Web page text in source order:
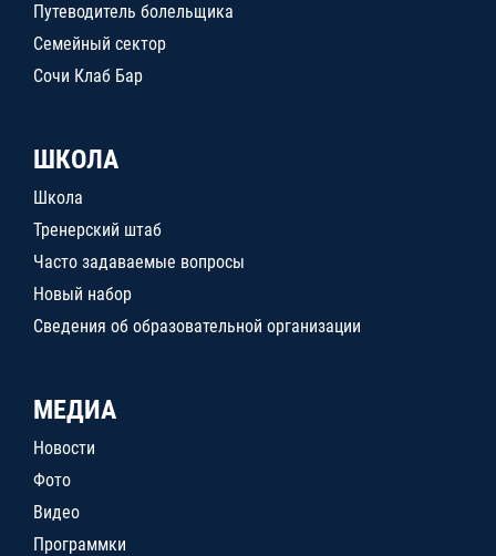
Путеводитель болельщика
Семейный сектор
Сочи Клаб Бар
ШКОЛА
Школа
Тренерский штаб
Часто задаваемые вопросы
Новый набор
Сведения об образовательной организации
МЕДИА
Новости
Фото
Видео
Программки